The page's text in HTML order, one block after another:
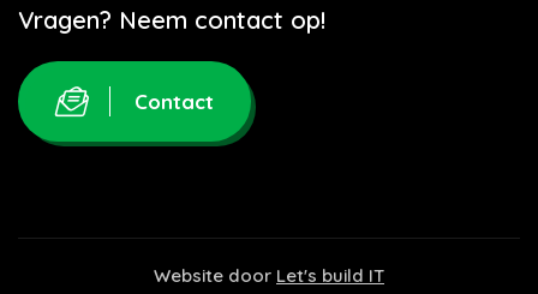
Vragen? Neem contact op!
Contact
Website door Let's build IT